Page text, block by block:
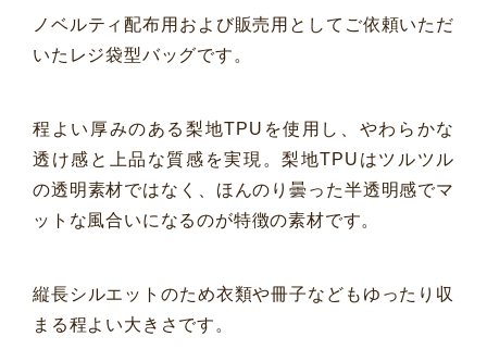
ノベルティ配布用および販売用としてご依頼いただ
いたレジ袋型バッグです。
程よい厚みのある梨地TPUを使用し、やわらかな
透け感と上品な質感を実現。梨地TPUはツルツル
の透明素材ではなく、ほんのり曇った半透明感でマ
ットな風合いになるのが特徴の素材です。
縦長シルエットのため衣類や冊子などもゆったり収
まる程よい大きさです。